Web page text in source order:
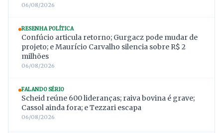
06/08/2026
RESENHA POLÍTICA
Confúcio articula retorno; Gurgacz pode mudar de
projeto; e Maurício Carvalho silencia sobre R$ 2
milhões
06/08/2026
FALANDO SÉRIO
Scheid reúne 600 lideranças; raiva bovina é grave;
Cassol ainda fora; e Tezzari escapa
06/08/2026